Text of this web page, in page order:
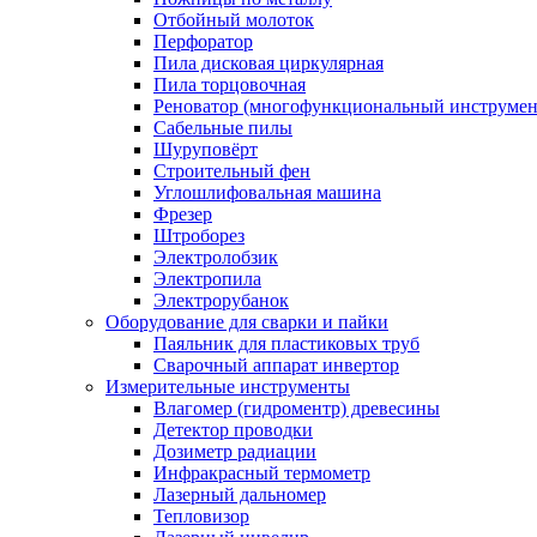
Отбойный молоток
Перфоратор
Пила дисковая циркулярная
Пила торцовочная
Реноватор (многофункциональный
Сабельные пилы
Шуруповёрт
Строительный фен
Углошлифовальная машина
Фрезер
Штроборез
Электролобзик
Электропила
Электрорубанок
Оборудование для сварки и пайки
Паяльник для пластиковых труб
Сварочный аппарат инвертор
Измерительные инструменты
Влагомер (гидроментр) древесины
Детектор проводки
Дозиметр радиации
Инфракрасный термометр
Лазерный дальномер
Тепловизор